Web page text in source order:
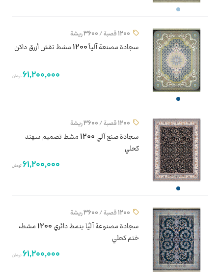
1200 قصبة / 3600 ريشة
سجادة مصنعة آلياً 1200 مشط نقش أزرق داكن
61,200,000تومان
1200 قصبة / 3600 ريشة
سجادة صنع آلي 1200 مشط تصميم سهند
كحلي
61,200,000تومان
1200 قصبة / 3600 ريشة
سجادة مصنوعة آليًا بنمط دائري 1200 مشط،
ختم كحلي
61,200,000تومان